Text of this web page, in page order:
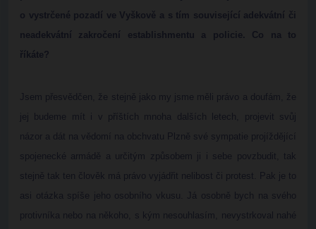
o vystrčené pozadí ve Vyškově a s tím související adekvátní či
neadekvátní zakročení establishmentu a policie. Co na to
říkáte?
Jsem přesvědčen, že stejně jako my jsme měli právo a doufám, že
jej budeme mít i v příštích mnoha dalších letech, projevit svůj
názor a dát na vědomí na obchvatu Plzně své sympatie projíždějící
spojenecké armádě a určitým způsobem ji i sebe povzbudit, tak
stejně tak ten člověk má právo vyjádřit nelibost či protest. Pak je to
asi otázka spíše jeho osobního vkusu. Já osobně bych na svého
protivníka nebo na někoho, s kým nesouhlasím, nevystrkoval nahé